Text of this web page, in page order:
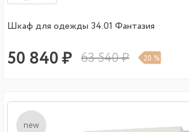
Шкаф для одежды 34.01 Фантазия
50 840 ₽ 63 540 ₽ 20 %
new